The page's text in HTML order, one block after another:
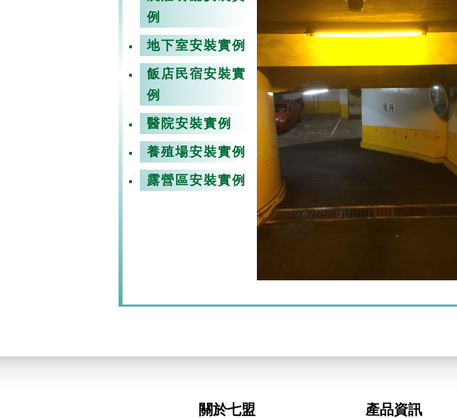
例
地下室安裝實例
飯店民宿安裝實
例
醫院安裝實例
養殖場安裝實例
露營區安裝實例
關於七盟 產品資訊